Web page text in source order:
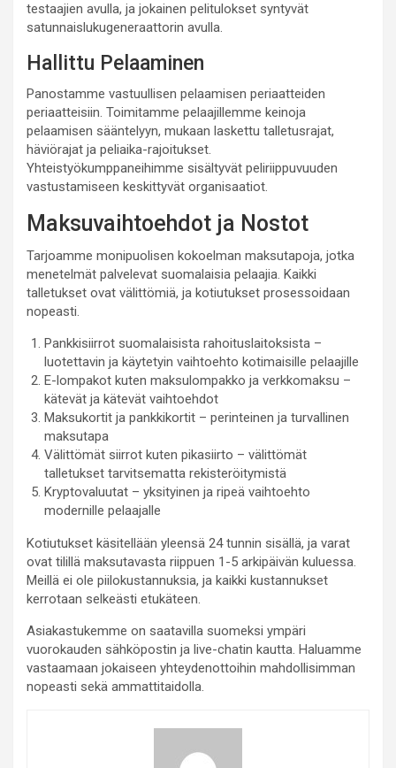
testaajien avulla, ja jokainen pelitulokset syntyvät
satunnaislukugeneraattorin avulla.
Hallittu Pelaaminen
Panostamme vastuullisen pelaamisen periaatteiden
periaatteisiin. Toimitamme pelaajillemme keinoja
pelaamisen sääntelyyn, mukaan laskettu talletusrajat,
häviörajat ja peliaika-rajoitukset.
Yhteistyökumppaneihimme sisältyvät peliriippuvuuden
vastustamiseen keskittyvät organisaatiot.
Maksuvaihtoehdot ja Nostot
Tarjoamme monipuolisen kokoelman maksutapoja, jotka
menetelmät palvelevat suomalaisia pelaajia. Kaikki
talletukset ovat välittömiä, ja kotiutukset prosessoidaan
nopeasti.
Pankkisiirrot suomalaisista rahoituslaitoksista –
luotettavin ja käytetyin vaihtoehto kotimaisille pelaajille
E-lompakot kuten maksulompakko ja verkkomaksu –
kätevät ja kätevät vaihtoehdot
Maksukortit ja pankkikortit – perinteinen ja turvallinen
maksutapa
Välittömät siirrot kuten pikasiirto – välittömät
talletukset tarvitsematta rekisteröitymistä
Kryptovaluutat – yksityinen ja ripeä vaihtoehto
modernille pelaajalle
Kotiutukset käsitellään yleensä 24 tunnin sisällä, ja varat
ovat tilillä maksutavasta riippuen 1-5 arkipäivän kuluessa.
Meillä ei ole piilokustannuksia, ja kaikki kustannukset
kerrotaan selkeästi etukäteen.
Asiakastukemme on saatavilla suomeksi ympäri
vuorokauden sähköpostin ja live-chatin kautta. Haluamme
vastaamaan jokaiseen yhteydenottoihin mahdollisimman
nopeasti sekä ammattitaidolla.